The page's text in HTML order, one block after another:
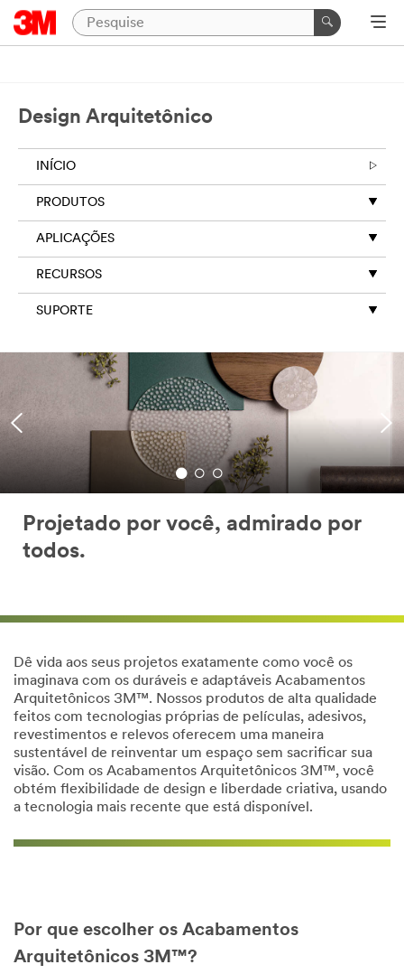
Design Arquitetônico
INÍCIO
PRODUTOS
APLICAÇÕES
RECURSOS
SUPORTE
Projetado por você, admirado por
todos.
Dê vida aos seus projetos exatamente como você os
imaginava com os duráveis e adaptáveis Acabamentos
Arquitetônicos 3M™. Nossos produtos de alta qualidade
feitos com tecnologias próprias de películas, adesivos,
revestimentos e relevos oferecem uma maneira
sustentável de reinventar um espaço sem sacrificar sua
visão. Com os Acabamentos Arquitetônicos 3M™, você
obtém flexibilidade de design e liberdade criativa, usando
a tecnologia mais recente que está disponível.
Por que escolher os Acabamentos
Arquitetônicos 3M™?